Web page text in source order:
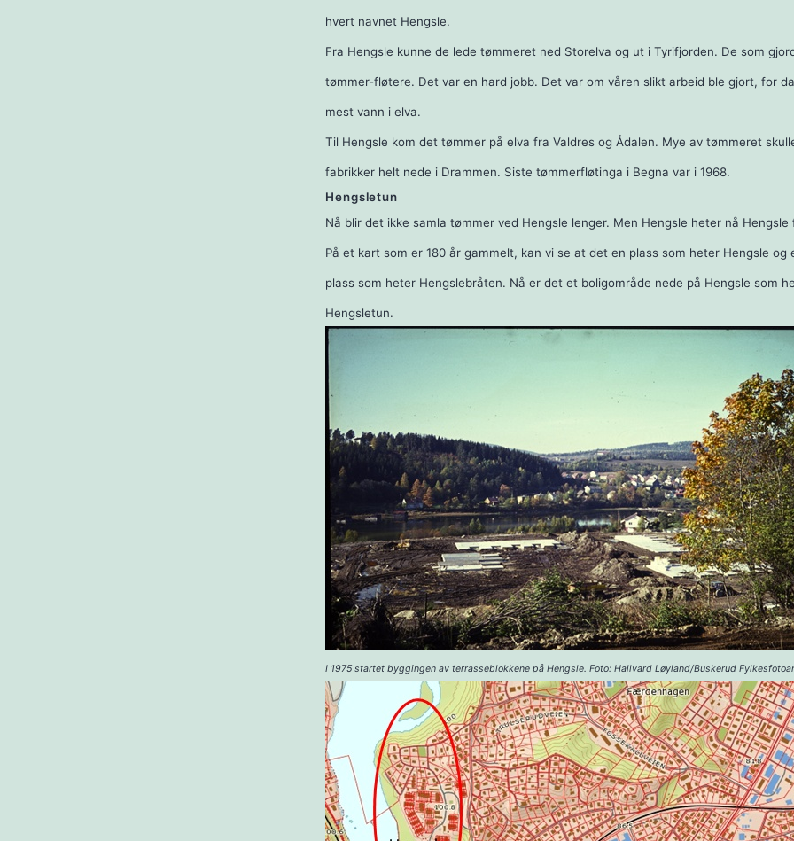
hvert navnet Hengsle.
Fra Hengsle kunne de lede tømmeret ned Storelva og ut i Tyrifjorden. De som
tømmer-fløtere. Det var en hard jobb. Det var om våren slikt arbeid ble gjort, for
mest vann i elva.
Til Hengsle kom det tømmer på elva fra Valdres og Ådalen. Mye av tømmeret
fabrikker helt nede i Drammen. Siste tømmerfløtinga i Begna var i 1968.
Hengsletun
Nå blir det ikke samla tømmer ved Hengsle lenger. Men Hengsle heter nå Hengsle
På et kart som er 180 år gammelt, kan vi se at det en plass som heter Hengsle og
plass som heter Hengslebråten. Nå er det et boligområde nede på Hengsle som
Hengsletun.
I 1975 startet byggingen av terrasseblokkene på Hengsle. Foto: Hallvard Løyland/Buskerud